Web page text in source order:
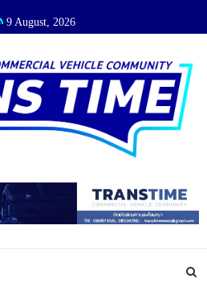
9 August, 2026